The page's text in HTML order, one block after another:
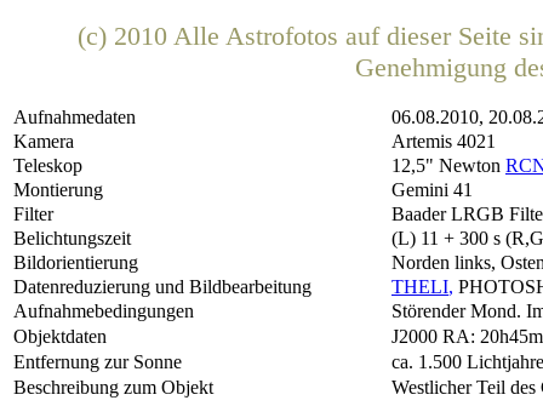
(c) 2010 Alle Astrofotos auf dieser Seite
Genehmigung
Aufnahmedaten
06.08.2010,
Kamera
Artemis 4021
Teleskop
12,5" Newton
Montierung
Gemini 41
Filter
Baader LRGB
Belichtungszeit
(L) 11 + 300 s
Bildorientierung
Norden links,
Datenreduzierung und Bildbearbeitung
THELI,
Aufnahmebedingungen
Störender Mond.
Objektdaten
J2000 RA:
Entfernung zur Sonne
ca. 1.500 Lichtjahre
Beschreibung zum Objekt
Westlicher Teil